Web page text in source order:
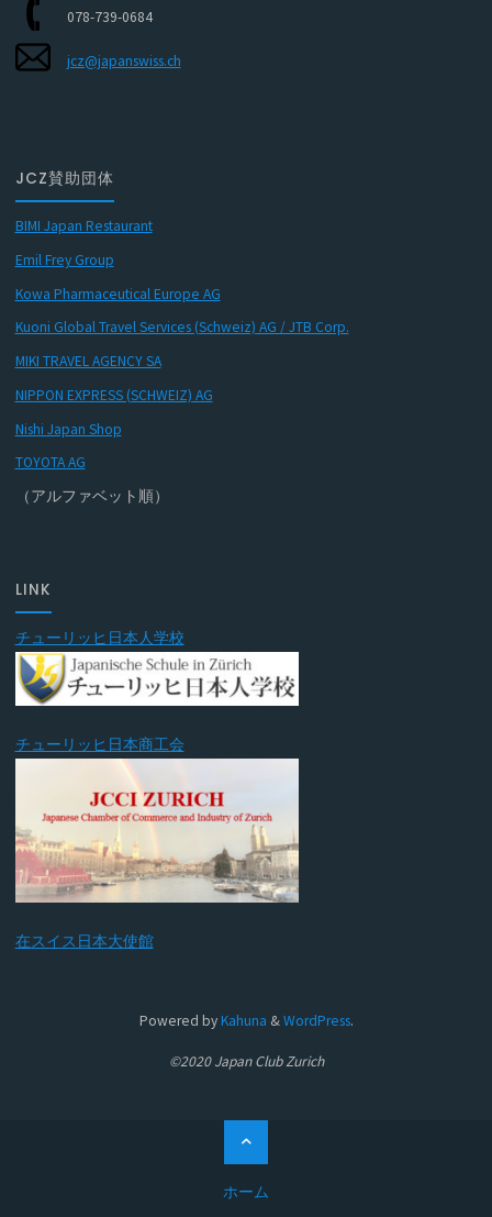
078-739-0684
jcz@japanswiss.ch
JCZ賛助団体
BIMI Japan Restaurant
Emil Frey Group
Kowa Pharmaceutical Europe AG
Kuoni Global Travel Services (Schweiz) AG / JTB Corp.
MIKI TRAVEL AGENCY SA
NIPPON EXPRESS (SCHWEIZ) AG
Nishi Japan Shop
TOYOTA AG
（アルファベット順）
LINK
チューリッヒ日本人学校
チューリッヒ日本商工会
在スイス日本大使館
Powered byKahuna &WordPress.
©2020 Japan Club Zurich
ホーム
ト
ッ
プ